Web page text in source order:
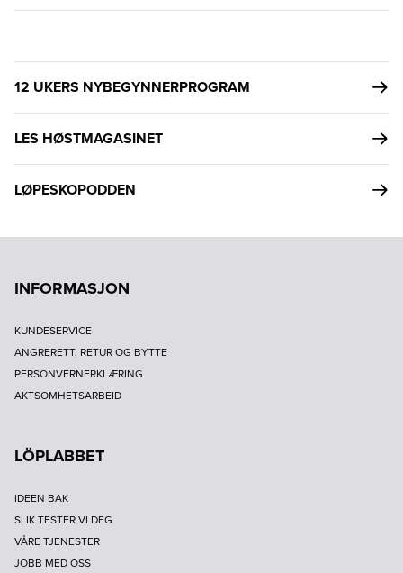
12 UKERS NYBEGYNNERPROGRAM
LES HØSTMAGASINET
LØPESKOPODDEN
INFORMASJON
KUNDESERVICE
ANGRERETT, RETUR OG BYTTE
PERSONVERNERKLÆRING
AKTSOMHETSARBEID
LÖPLABBET
IDEEN BAK
SLIK TESTER VI DEG
VÅRE TJENESTER
JOBB MED OSS